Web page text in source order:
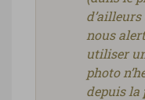
nous
utiliser
photo
depuis la